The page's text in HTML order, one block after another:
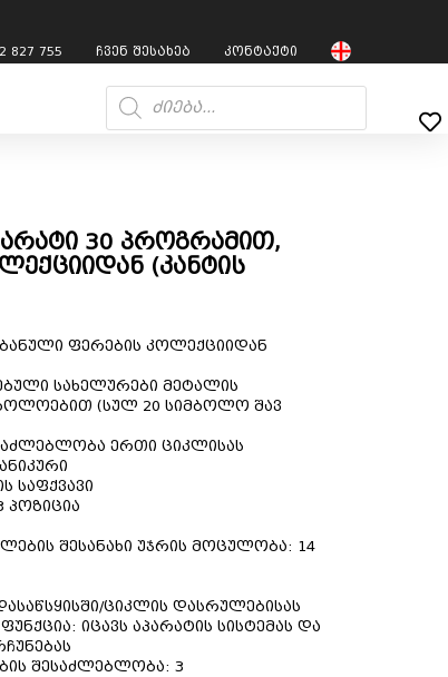
827 755 ჩვენ შესახებ კონტაქტი
30 პროგრამით,
(კანტის
ფერების კოლექციიდან
სახელურები მეტალის
(სულ 20 სიმბოლო შავ
ერთი ციკლისას
საფქვავი
პოზიცია
შესანახი უჯრის მოცულობა: 14
ციკლის დასრულებისას
იცავს აპარატის სისტემას და
შესაძლებლობა: 3